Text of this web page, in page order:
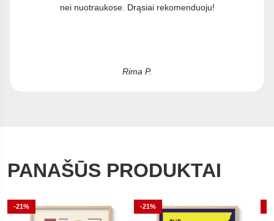
Kristina D.
PANAŠŪS PRODUKTAI
-21% -21%